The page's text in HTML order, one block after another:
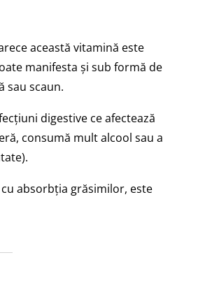
această vitamină este
manifesta și sub formă de
sau scaun.
digestive ce afectează
consumă mult alcool sau a
absorbția grăsimilor, este